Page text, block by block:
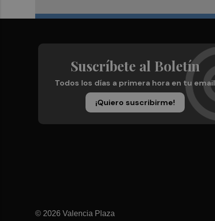
Suscríbete al Boletín
Todos los días a primera hora en tu email
¡Quiero suscribirme!
© 2026 Valencia Plaza